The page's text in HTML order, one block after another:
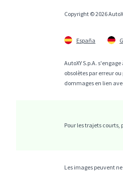
Copyright © 2026
España
AutoXY S.p.A.
obsolètes par erreur
dommages en lien
Pour les trajets
Les images peuvent